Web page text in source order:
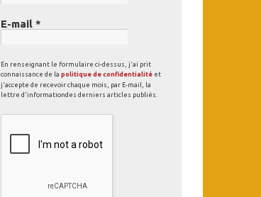
E-mail *
En renseignant le formulaire ci-dessus, j'ai prit
connaissance de la politique de confidentialité et
j'accepte de recevoir chaque mois, par E-mail, la
lettre d'informationdes derniers articles publiés.